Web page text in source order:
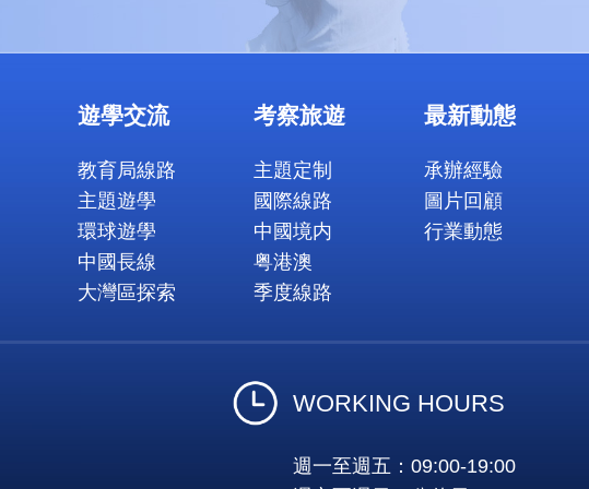
遊學交流
教育局線路
主題遊學
環球遊學
中國長線
大灣區探索
考察旅遊
主題定制
國際線路
中國境内
粤港澳
季度線路
最新動態
承辦經驗
圖片回顧
行業動態
WORKING HOURS
週一至週五：09:00-19:00